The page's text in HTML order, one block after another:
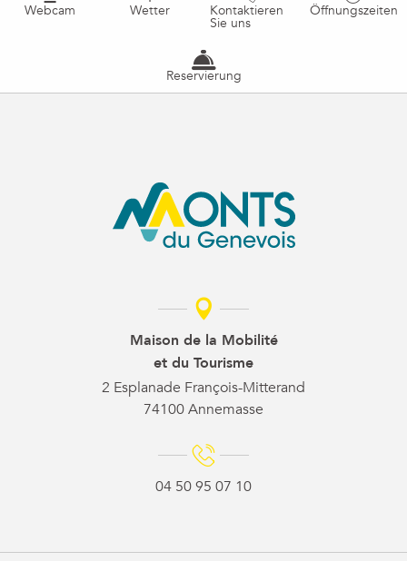
Webcam Wetter Kontaktieren
Sie uns
Öffnungszeiten
Reservierung
Maison de la Mobilité
et du Tourisme
2 Esplanade François-Mitterand
74100 Annemasse
04 50 95 07 10